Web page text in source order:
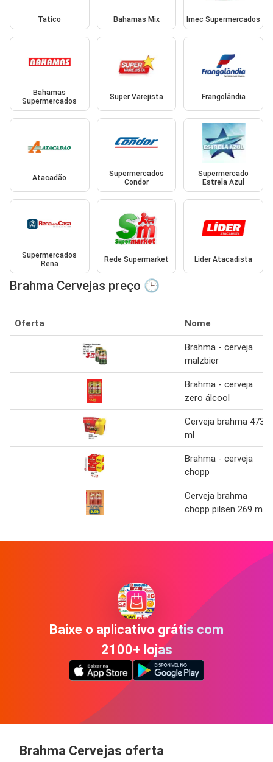
Tatico Bahamas Mix Imec Supermercados
Bahamas
Supermercados
Super Varejista Frangolândia
Atacadão
Supermercados
Condor
Supermercado
Estrela Azul
Supermercados
Rena
Rede Supermarket Lider Atacadista
Brahma Cervejas preço 🕒
Oferta Nome
Brahma - cerveja
malzbier
Brahma - cerveja
zero álcool
Cerveja brahma 473
ml
Brahma - cerveja
chopp
Cerveja brahma
chopp pilsen 269 ml
Baixe o aplicativo grátis com
2100+ lojas
Brahma Cervejas oferta